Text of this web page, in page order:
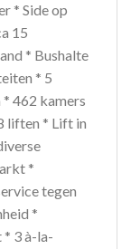
* Side op
15
* Bushalte
* 5
462 kamers
liften * Lift in
*
tegen
*
3 à-la-